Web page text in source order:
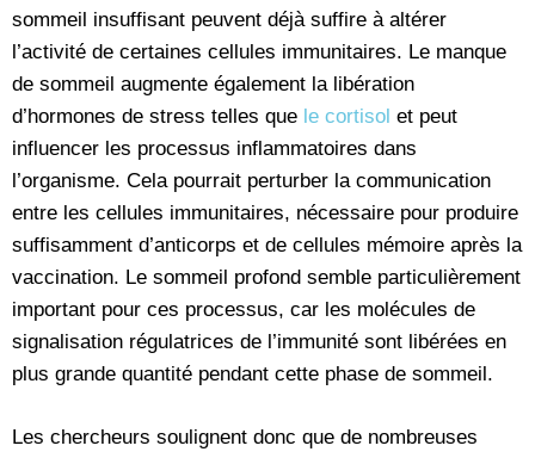
sommeil insuffisant peuvent déjà suffire à altérer
l’activité de certaines cellules immunitaires. Le manque
de sommeil augmente également la libération
d’hormones de stress telles que le cortisol et peut
influencer les processus inflammatoires dans
l’organisme. Cela pourrait perturber la communication
entre les cellules immunitaires, nécessaire pour produire
suffisamment d’anticorps et de cellules mémoire après la
vaccination. Le sommeil profond semble particulièrement
important pour ces processus, car les molécules de
signalisation régulatrices de l’immunité sont libérées en
plus grande quantité pendant cette phase de sommeil.
Les chercheurs soulignent donc que de nombreuses